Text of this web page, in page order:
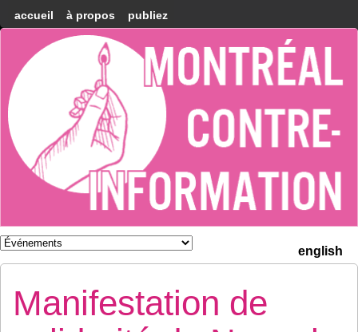
accueil à propos publiez
Montréal
Counter-
information
english
Manifestation de